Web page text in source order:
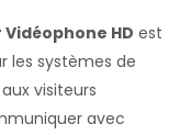
Vidéophone HD est
les systèmes de
visiteurs
avec